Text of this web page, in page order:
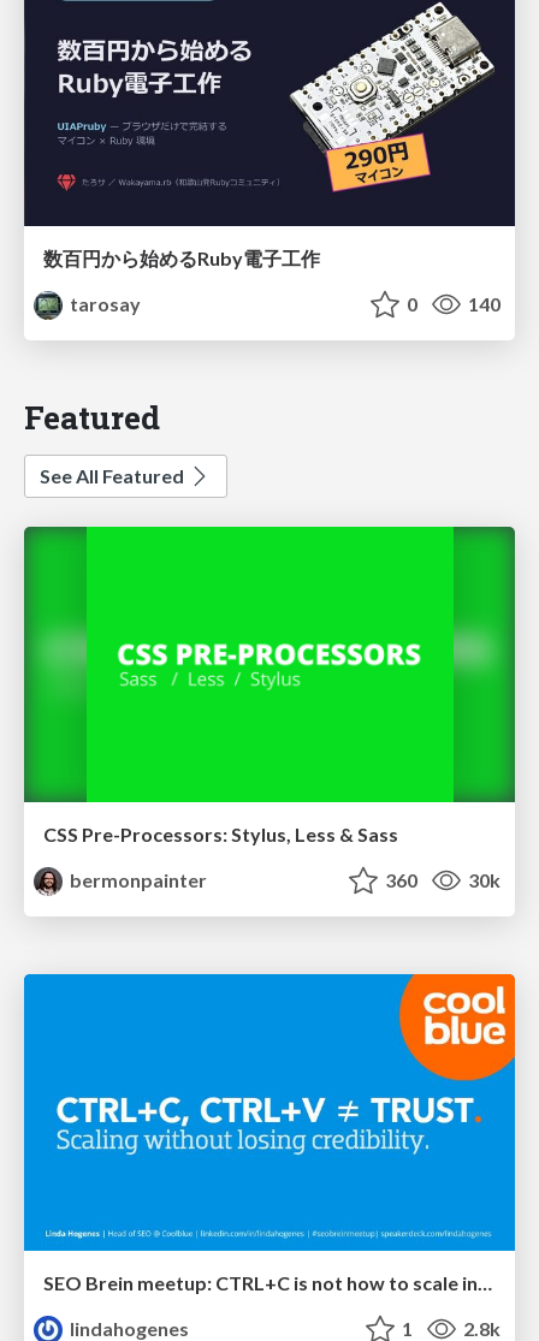
数百円から始めるRuby電子工作
tarosay
0 140
Featured
See All Featured
CSS Pre-Processors: Stylus, Less & Sass
bermonpainter
360 30k
SEO Brein meetup: CTRL+C is not how to scale international SEO
lindahogenes
1 2.8k